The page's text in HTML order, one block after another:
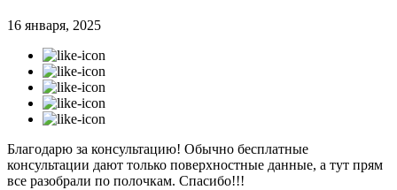
16 января, 2025
Благодарю за консультацию! Обычно бесплатные
консультации дают только поверхностные данные, а тут прям
все разобрали по полочкам. Спасибо!!!